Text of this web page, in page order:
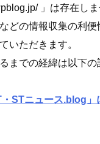
」は存在し
どの情報収集の利便
いただきます。
までの経緯は以下
STニュース.blog」